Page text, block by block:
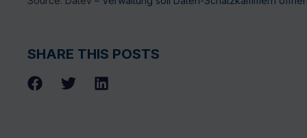
SHARE THIS POSTS